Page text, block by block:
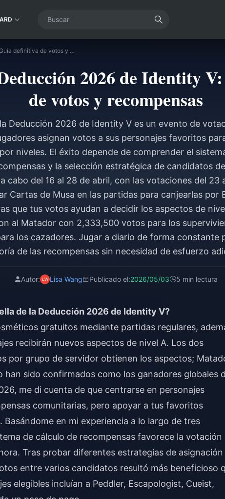
Estrella de la Deducción 2026 de Identity V: Guía definitiva de votos y recompensas
2026 de Identity
de votos y recompensas
Deducción 2026 de Identity V es un evento de
asignan votos a sus personajes favoritos
niveles. El éxito depende de comprender el
y la selección estratégica de candidatos
cabo del 16 al 28 de abril, con las votaciones del 23
Cartas de Musa en las partidas para canjearlas por
que tus votos ayudan a decidir los aspectos de
al Matador con 2,333,500 votos para los
los cazadores. Jugar a diario de forma constante
de las recompensas sin necesidad de esfuerzo
Autor: Lisa Wang Publicado el:2026/05/03 5 min lectura
de la Deducción 2026 de Identity V?
gratuitos mediante partidas regulares,
recibirán nuevos aspectos de nivel A. Los dos
por grupo de servidor obtienen los aspectos;
han sido confirmados como los ganadores globales
me di cuenta de que centrarse en personajes
comunitarias, pero apoyar a tus favoritos
en mi experiencia a lo largo de tres
de cálculo de recompensas favorece la votación
Tras probar diferentes estrategias de asignación
entre varios candidatos resultó más beneficioso
elegibles incluían a Peddler, Escapologist, Cueist,